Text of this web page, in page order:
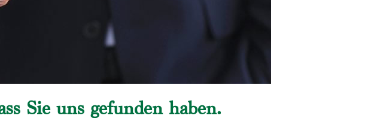
Sie uns gefunden haben.